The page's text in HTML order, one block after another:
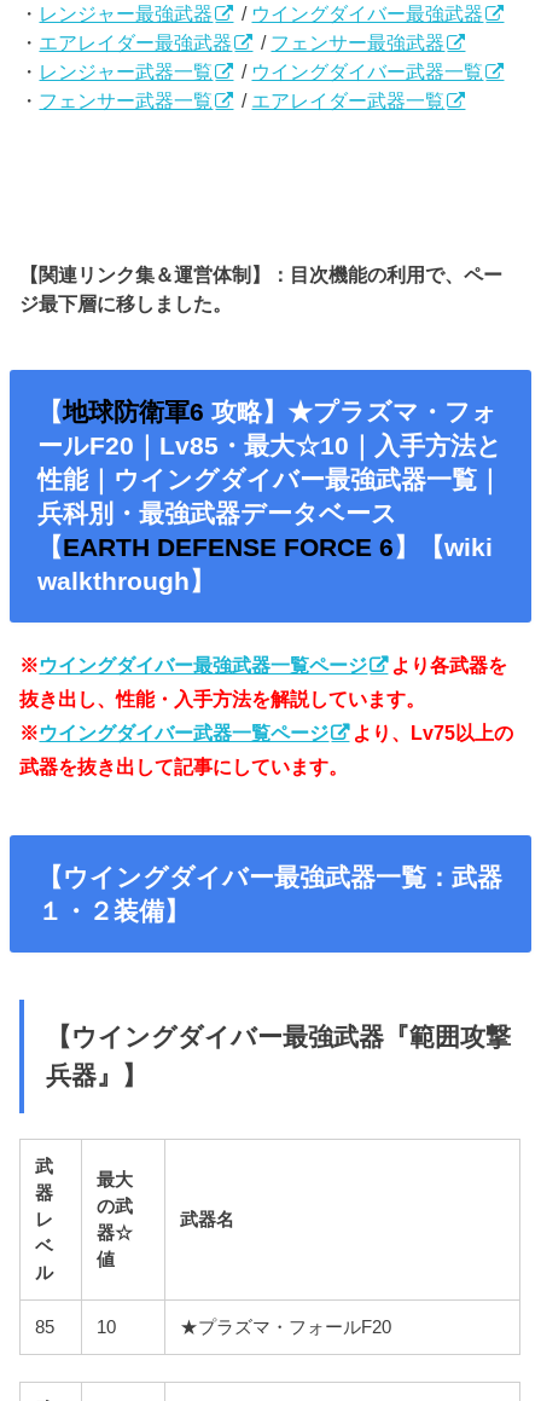
・ レンジャー最強武器 / ウイングダイバー最強武器
・ エアレイダー最強武器 / フェンサー最強武器
・ レンジャー武器一覧 / ウイングダイバー武器一覧
・ フェンサー武器一覧 / エアレイダー武器一覧
【関連リンク集＆運営体制】：目次機能の利用で、ペー
ジ最下層に移しました。
【地球防衛軍6 攻略】★プラズマ・フォ
ールF20｜Lv85・最大☆10｜入手方法と
性能｜ウイングダイバー最強武器一覧｜
兵科別・最強武器データベース
【EARTH DEFENSE FORCE 6】【wiki
walkthrough】
※ウイングダイバー最強武器一覧ページ
より各武器を
抜き出し、性能・入手方法を解説しています。
※ウイングダイバー武器一覧ページ
より、Lv75以上の
武器を抜き出して記事にしています。
【ウイングダイバー最強武器一覧：武器
１・２装備】
【ウイングダイバー最強武器『範囲攻撃
兵器』】
武
器
レ
ベ
ル
最大
の武
器☆
値
武器名
85 10 ★プラズマ・フォールF20